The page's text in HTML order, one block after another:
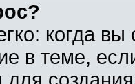
когда
в теме,